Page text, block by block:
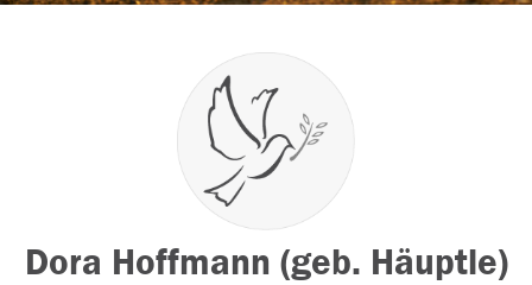
Dora Hoffmann (geb. Häuptle)